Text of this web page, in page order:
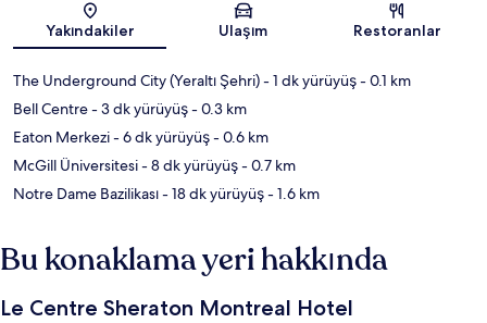
Harita
Yakındakiler Ulaşım Restoranlar
The Underground City (Yeraltı Şehri)- 1 dk yürüyüş- 0.1 km
Bell Centre- 3 dk yürüyüş- 0.3 km
Eaton Merkezi- 6 dk yürüyüş- 0.6 km
McGill Üniversitesi- 8 dk yürüyüş- 0.7 km
Notre Dame Bazilikası- 18 dk yürüyüş- 1.6 km
Bu konaklama yeri hakkında
Le Centre Sheraton Montreal Hotel